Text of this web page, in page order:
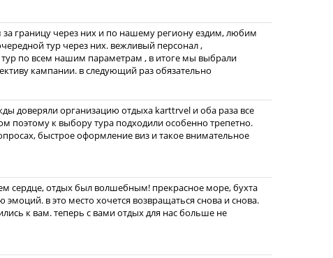
границу через них и по нашему региону ездим, любим
тур через них. вежливый персонал ,
по всем нашим параметрам , в итоге мы выбрали
кампании. в следующий раз обязательно
доверяли организацию отдыха karttrvel и оба раза все
поэтому к выбору тура подходили особенно трепетно.
быстрое оформление виз и такое внимательное
сердце, отдых был волшебным! прекрасное море, бухта
в это место хочется возвращаться снова и снова.
к вам. теперь с вами отдых для нас больше не